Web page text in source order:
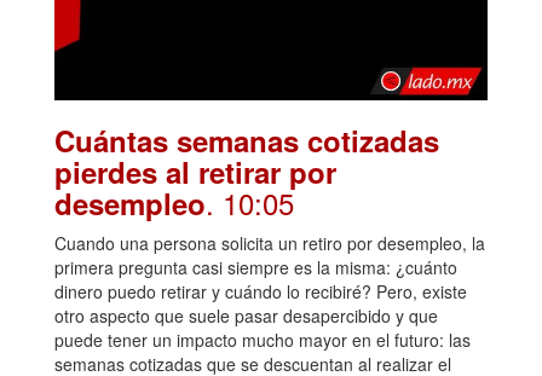
Cuántas semanas cotizadas
pierdes al retirar por
desempleo. 10:05
Cuando una persona solicita un retiro por desempleo, la
primera pregunta casi siempre es la misma: ¿cuánto
dinero puedo retirar y cuándo lo recibiré? Pero, existe
otro aspecto que suele pasar desapercibido y que
puede tener un impacto mucho mayor en el futuro: las
semanas cotizadas que se descuentan al realizar el